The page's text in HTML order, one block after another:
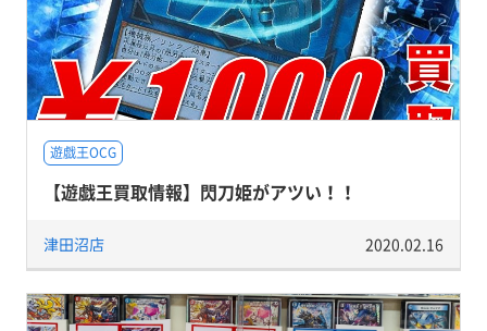
遊戯王OCG
【遊戯王買取情報】閃刀姫がアツい！！
津田沼店 2020.02.16